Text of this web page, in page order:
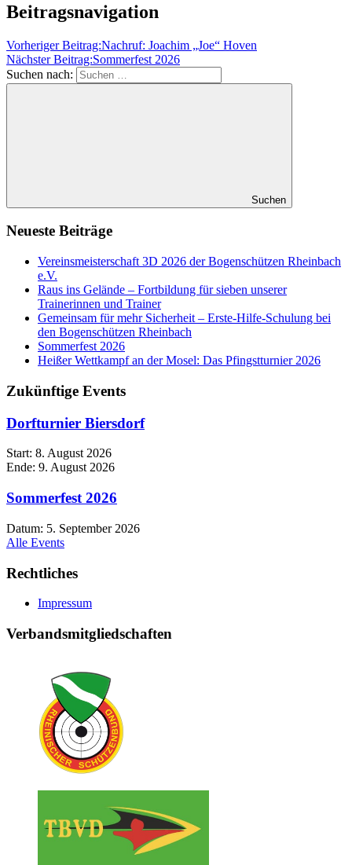
Beitragsnavigation
Vorheriger Beitrag:Nachruf: Joachim „Joe“ Hoven
Nächster Beitrag:Sommerfest 2026
Suchen nach:
Suchen
Neueste Beiträge
Vereinsmeisterschaft 3D 2026 der Bogenschützen Rheinbach
e.V.
Raus ins Gelände – Fortbildung für sieben unserer
Trainerinnen und Trainer
Gemeinsam für mehr Sicherheit – Erste-Hilfe-Schulung bei
den Bogenschützen Rheinbach
Sommerfest 2026
Heißer Wettkampf an der Mosel: Das Pfingstturnier 2026
Zukünftige Events
Dorfturnier Biersdorf
Start: 8. August 2026
Ende: 9. August 2026
Sommerfest 2026
Datum: 5. September 2026
Alle Events
Rechtliches
Impressum
Verbandsmitgliedschaften